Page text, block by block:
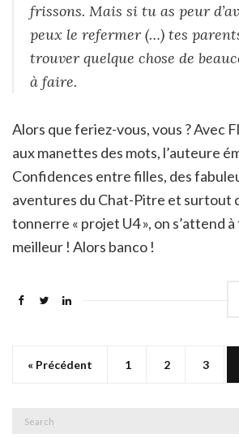
frissons. Mais si tu as peur
peux le refermer (…) tes
trouver quelque chose de
à faire.
Alors que feriez-vous, vous ? Avec
aux manettes des mots, l’auteure
Confidences entre filles, des
aventures du Chat-Pitre et surtout
tonnerre « projet U4 », on s’attend
meilleur ! Alors banco !
« Précédent 1 2 3